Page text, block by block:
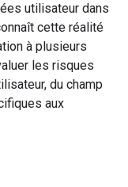
utilisateur dans
cette réalité
à plusieurs
les risques
du champ
aux